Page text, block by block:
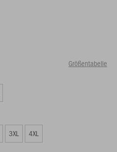
Größentabelle
3XL 4XL